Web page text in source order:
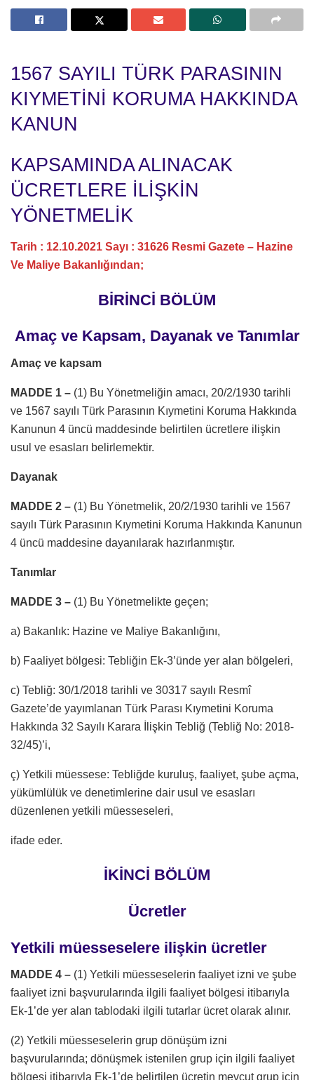
1567 SAYILI TÜRK PARASININ
KIYMETİNİ KORUMA HAKKINDA
KANUN
KAPSAMINDA ALINACAK
ÜCRETLERE İLİŞKİN
YÖNETMELİK
Tarih : 12.10.2021 Sayı : 31626 Resmi Gazete – Hazine
Ve Maliye Bakanlığından;
BİRİNCİ BÖLÜM
Amaç ve Kapsam, Dayanak ve Tanımlar
Amaç ve kapsam
MADDE 1 – (1) Bu Yönetmeliğin amacı, 20/2/1930 tarihli
ve 1567 sayılı Türk Parasının Kıymetini Koruma Hakkında
Kanunun 4 üncü maddesinde belirtilen ücretlere ilişkin
usul ve esasları belirlemektir.
Dayanak
MADDE 2 – (1) Bu Yönetmelik, 20/2/1930 tarihli ve 1567
sayılı Türk Parasının Kıymetini Koruma Hakkında Kanunun
4 üncü maddesine dayanılarak hazırlanmıştır.
Tanımlar
MADDE 3 – (1) Bu Yönetmelikte geçen;
a) Bakanlık: Hazine ve Maliye Bakanlığını,
b) Faaliyet bölgesi: Tebliğin Ek-3’ünde yer alan bölgeleri,
c) Tebliğ: 30/1/2018 tarihli ve 30317 sayılı Resmî
Gazete’de yayımlanan Türk Parası Kıymetini Koruma
Hakkında 32 Sayılı Karara İlişkin Tebliğ (Tebliğ No: 2018-
32/45)’i,
ç) Yetkili müessese: Tebliğde kuruluş, faaliyet, şube açma,
yükümlülük ve denetimlerine dair usul ve esasları
düzenlenen yetkili müesseseleri,
ifade eder.
İKİNCİ BÖLÜM
Ücretler
Yetkili müesseselere ilişkin ücretler
MADDE 4 – (1) Yetkili müesseselerin faaliyet izni ve şube
faaliyet izni başvurularında ilgili faaliyet bölgesi itibarıyla
Ek-1’de yer alan tablodaki ilgili tutarlar ücret olarak alınır.
(2) Yetkili müesseselerin grup dönüşüm izni
başvurularında; dönüşmek istenilen grup için ilgili faaliyet
bölgesi itibarıyla Ek-1’de belirtilen ücretin mevcut grup için